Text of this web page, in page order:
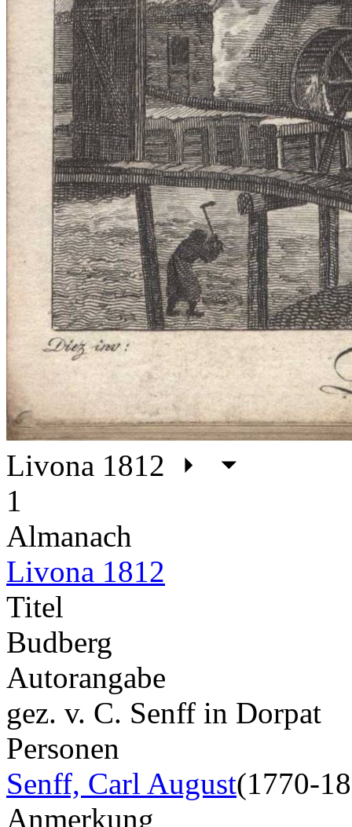
Livona 1812
1
Almanach
Livona 1812
Titel
Budberg
Autorangabe
gez. v. C. Senff in Dorpat
Personen
Senff, Carl August(1770-
Anmerkung